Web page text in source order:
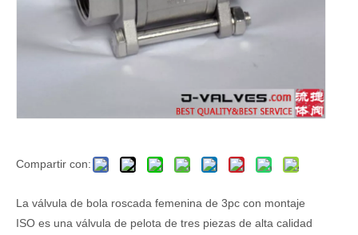
Compartir con:
La válvula de bola roscada femenina de 3pc con montaje
ISO es una válvula de pelota de tres piezas de alta calidad